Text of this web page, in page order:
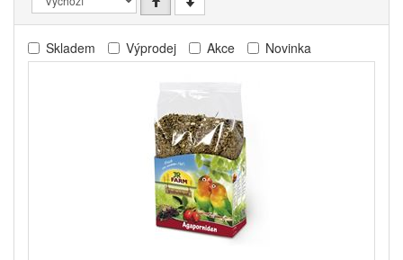
Skladem Výprodej Akce Novinka